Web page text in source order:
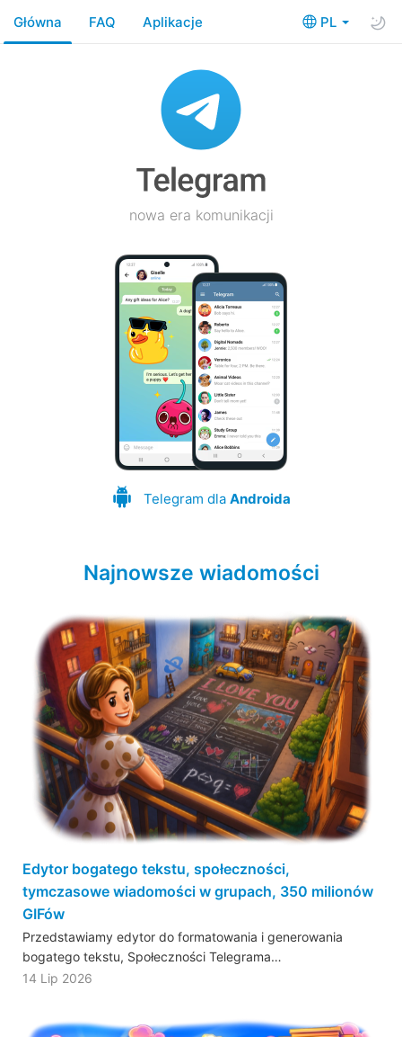
PL
Główna FAQ Aplikacje
nowa era komunikacji
Telegram dla Androida
Najnowsze wiadomości
Edytor bogatego tekstu, społeczności,
tymczasowe wiadomości w grupach, 350 milionów
GIFów
Przedstawiamy edytor do formatowania i generowania
bogatego tekstu, Społeczności Telegrama…
14 Lip 2026